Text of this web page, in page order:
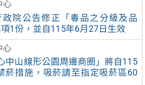
心
院公告修正「毒品之分級及品
1份，並自115年6月27日生效
心
中山線形公園周邊商圈」將自115
菸措施，吸菸請至指定吸菸區60